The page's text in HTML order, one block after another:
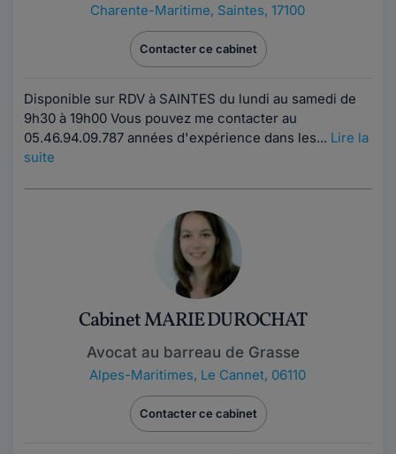
Charente-Maritime, Saintes, 17100
Contacter ce cabinet
Disponible sur RDV à SAINTES du lundi au samedi de
9h30 à 19h00 Vous pouvez me contacter au
05.46.94.09.787 années d'expérience dans les... Lire la
suite
Cabinet MARIE DUROCHAT
Avocat au barreau de Grasse
Alpes-Maritimes, Le Cannet, 06110
Contacter ce cabinet